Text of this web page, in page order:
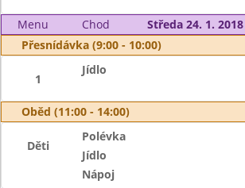
Menu Chod
Středa 24. 1. 2018
Přesnídávka (9:00 - 10:00)
1
Jídlo
Oběd (11:00 - 14:00)
Děti
Polévka
Jídlo
Nápoj